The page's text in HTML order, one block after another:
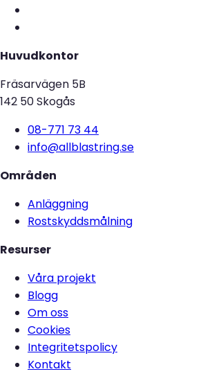
Huvudkontor
Fräsarvägen 5B
142 50 Skogås
08-771 73 44
info@allblastring.se
Områden
Anläggning
Rostskyddsmålning
Resurser
Våra projekt
Blogg
Om oss
Cookies
Integritetspolicy
Kontakt